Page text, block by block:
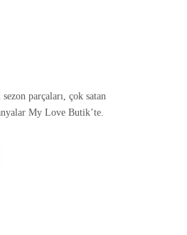
parçaları, çok satan
My Love Butik’te.